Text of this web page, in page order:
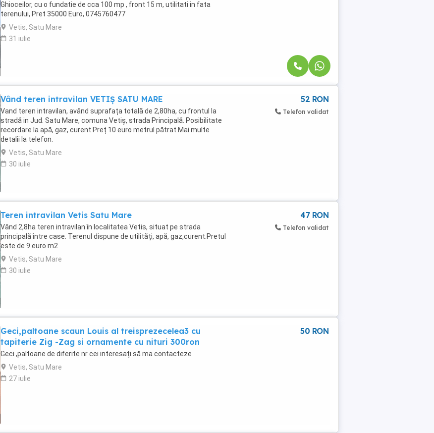
Ghioceilor, cu o fundatie de cca 100 mp , front 15 m, utilitati in fata
terenului, Pret 35000 Euro, 0745760477
Vetis, Satu Mare
31 iulie
Vând teren intravilan VETIȘ SATU MARE
Vand teren intravilan, având suprafața totală de 2,80ha, cu frontul la
stradă in Jud. Satu Mare, comuna Vetiș, strada Principală. Posibilitate
recordare la apă, gaz, curent.Preț 10 euro metrul pătrat.Mai multe
detalii la telefon.
Vetis, Satu Mare
30 iulie
52 RON
Telefon validat
Teren intravilan Vetis Satu Mare
Vând 2,8ha teren intravilan în localitatea Vetis, situat pe strada
principală între case. Terenul dispune de utilități, apă, gaz,curent.Pretul
este de 9 euro m2
Vetis, Satu Mare
30 iulie
47 RON
Telefon validat
Geci,paltoane scaun Louis al treisprezecelea3 cu
tapiterie Zig -Zag si ornamente cu nituri 300ron
Geci ,paltoane de diferite nr cei interesați să ma contacteze
Vetis, Satu Mare
27 iulie
50 RON